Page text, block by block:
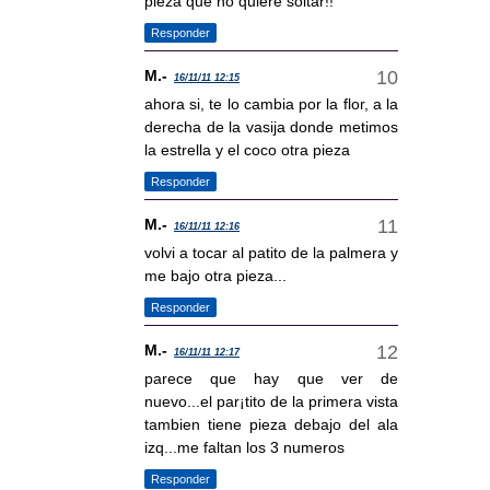
Responder
M.- 16/11/11 12:15
ahora si, te lo cambia por la flor, a la
derecha de la vasija donde metimos
la estrella y el coco otra pieza
Responder
M.- 16/11/11 12:16
volvi a tocar al patito de la palmera y
me bajo otra pieza...
Responder
M.- 16/11/11 12:17
parece que hay que ver de
nuevo...el par¡tito de la primera vista
tambien tiene pieza debajo del ala
izq...me faltan los 3 numeros
Responder